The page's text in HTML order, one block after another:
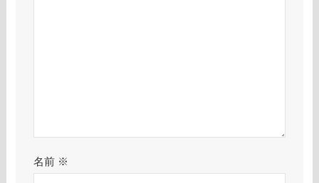
名前 ※